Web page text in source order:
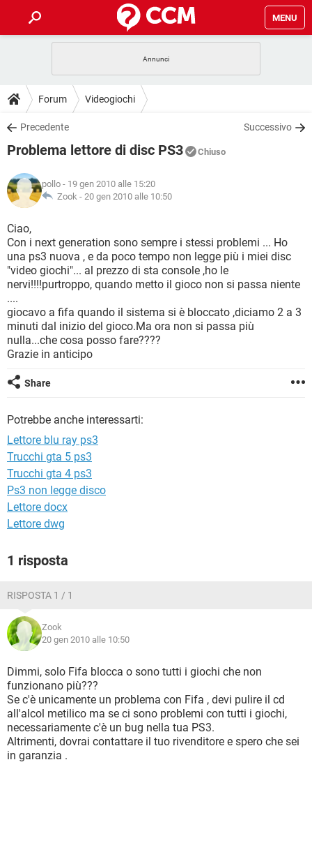
MENU
INTRATTENIMENTO
iOS
INSTAGRAM WHATSAPP
TIKTOK
HARDWARE
GUIDE
COVID-19
INSTAGRAM
TIKTOK
HARDWARE
DOWNLOAD
COVID-19 GAMING
INTRATTENIMENTO
iOS WINDOWS 10
INSTAGRAM
TIKTOK FACEBOOK
HARDWARE
COVID-19
INTRATTENIMENTO
iOS
INSTAGRAM WHATSAPP
TIKTOK FACEBOOK
HARDWARE
GLOSSARIO
COVID-19
INTRATTENIMENTO ANDROID
iOS WINDOWS 10
INSTAGRAM WHATSAPP
TIKTOK FACEBOOK
HARDWARE
Forum Videogiochi
Precedente Successivo
Problema lettore di disc PS3 Chiuso
pollo - 19 gen 2010 alle 15:20
Zook - 20 gen 2010 alle 10:50
Ciao,
Con i next generation sono sempre i stessi problemi ... Ho
una ps3 nuova , e da poco tempo non legge più i miei disc
"video giochi"... al prezzo di sta console ,ho le
nervi!!!!purtroppo, quando metto il gioco non si passa niente
....
giocavo a fifa quando il sistema si è bloccato ,diciamo 2 a 3
minuti dal inizio del gioco.Ma ora non si passa più
nulla...che cosa posso fare????
Grazie in anticipo
Share
Potrebbe anche interessarti:
Lettore blu ray ps3
Trucchi gta 5 ps3
Trucchi gta 4 ps3
Ps3 non legge disco
Lettore docx
Lettore dwg
1 risposta
RISPOSTA 1 / 1
Zook
20 gen 2010 alle 10:50
Dimmi, solo Fifa blocca o sono tutti i giochi che non
funzionano più???
Se c'è unicamente un problema con Fifa , devi pulire il cd
all'alcol metilico ma se ci sono problemi con tutti i giochi,
necessariamente c'è un bug nella tua PS3.
Altrimenti, dovrai contattare il tuo rivenditore e spero che sei
in garanzia .